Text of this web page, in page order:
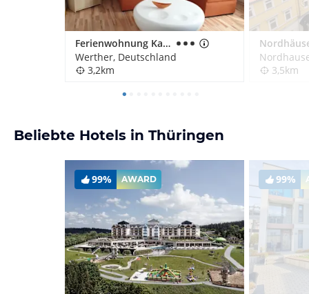
Ferienwohnung Karl Kuntze
Werther, Deutschland
3,2km
3,5km
Beliebte Hotels in Thüringen
99% AWARD 99%